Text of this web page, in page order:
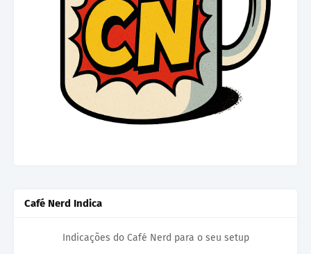
Café Nerd Indica
Indicações do Café Nerd para o seu setup